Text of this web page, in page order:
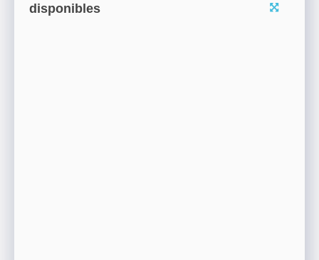
disponibles